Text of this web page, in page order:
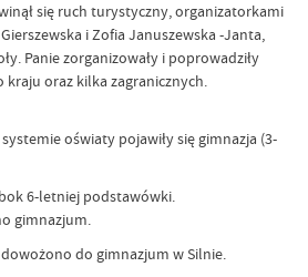
się ruch turystyczny, organizatorkami
i Zofia Januszewska -Janta,
Panie zorganizowały i poprowadziły
kraju oraz kilka zagranicznych.
oświaty pojawiły się gimnazja (3-
6-letniej podstawówki.
gimnazjum.
do gimnazjum w Silnie.